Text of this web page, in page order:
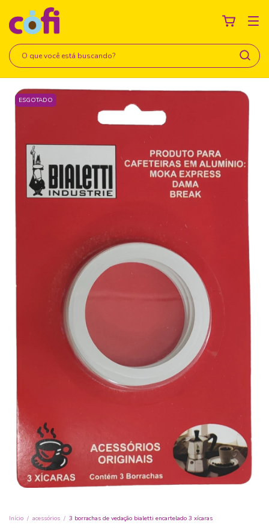
ESGOTADO
Início / acessórios / 3 borrachas de vedação bialetti encartelado 3 xícaras